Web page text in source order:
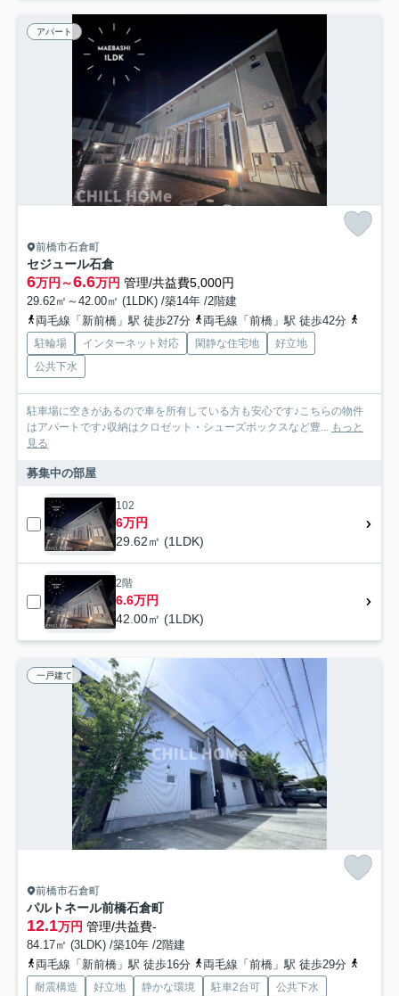
アパート
前橋市石倉町
セジュール石倉
6万円～6.6万円 管理/共益費5,000円
29.62㎡～42.00㎡ (1LDK) /築14年 /2階建
両毛線「新前橋」駅 徒歩27分
両毛線「前橋」駅 徒歩42分
駐輪場 インターネット対応 閑静な住宅地
好立地
公共下水
駐車場に空きがあるので車を所有している方も安心です♪こちらの物件
はアパートです♪収納はクロゼット・シューズボックスなど豊... もっと
見る
募集中の部屋
102
6万円
29.62㎡ (1LDK)
2階
6.6万円
42.00㎡ (1LDK)
一戸建て
前橋市石倉町
パルトネール前橋石倉町
12.1万円 管理/共益費-
84.17㎡ (3LDK) /築10年 /2階建
両毛線「新前橋」駅 徒歩16分
両毛線「前橋」駅 徒歩29分
耐震構造 好立地 静かな環境 駐車2台可 公共下水